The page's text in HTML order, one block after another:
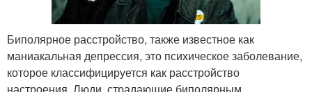
Биполярное расстройство, также известное как
маниакальная депрессия, это психическое заболевание,
которое классифицируется как расстройство
настроения. Люди, страдающие биполярным